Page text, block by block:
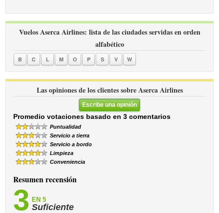
Vuelos Aserca Airlines: lista de las ciudades servidas en orden
alfabético
B C L M O P S V W
Las opiniones de los clientes sobre Aserca Airlines
Escribe una opinión
Promedio votaciones basado en 3 comentarios
Puntualidad
Servicio a tierra
Servicio a bordo
Limpieza
Conveniencia
Resumen recensión
3 EN 5
Suficiente